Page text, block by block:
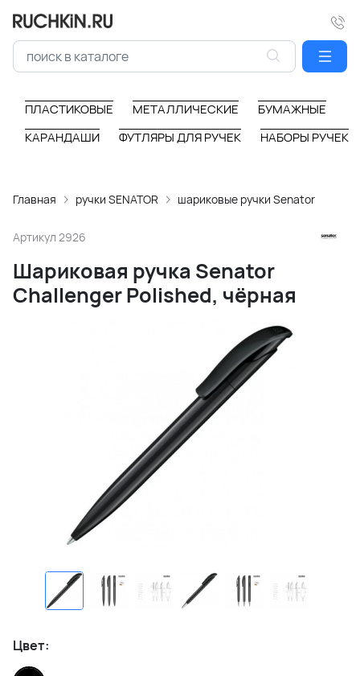
ПЛАСТИКОВЫЕ МЕТАЛЛИЧЕСКИЕ
БУМАЖНЫЕ
КАРАНДАШИ
ФУТЛЯРЫ ДЛЯ РУЧЕК НАБОРЫ РУЧЕК
Главная ручки SENATOR шариковые ручки Senator
Артикул 2926
Шариковая ручка Senator
Challenger Polished, чёрная
Цвет: